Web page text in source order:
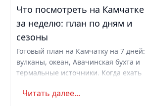
Что посмотреть на Камчатке
за неделю: план по дням и
сезоны
Готовый план на Камчатку на 7 дней:
вулканы, океан, Авачинская бухта и
термальные источники. Когда ехать
самостоятельно или с туром.
Читать далее...